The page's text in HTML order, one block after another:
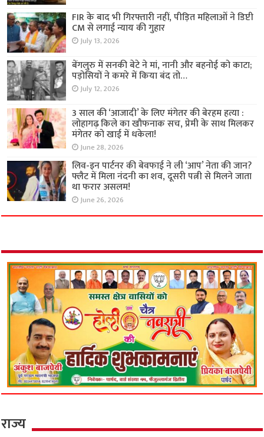
FIR के बाद भी गिरफ्तारी नहीं, पीड़ित महिलाओं ने डिप्टी
CM से लगाई न्याय की गुहार
July 13, 2026
बेंगलुरु में सनकी बेटे ने मां, नानी और बहनोई को काटा;
पड़ोसियों ने कमरे में किया बंद तो…
July 12, 2026
3 साल की ‘आजादी’ के लिए मंगेतर की बेरहम हत्या :
लोहागढ़ किले का खौफनाक सच, प्रेमी के साथ मिलकर
मंगेतर को खाई में धकेला!
June 28, 2026
लिव-इन पार्टनर की बेवफाई ने ली ‘आप’ नेता की जान?
फ्लैट में मिला नंदनी का शव, दूसरी पत्नी से मिलने जाता
था फरार असलम!
June 26, 2026
राज्य